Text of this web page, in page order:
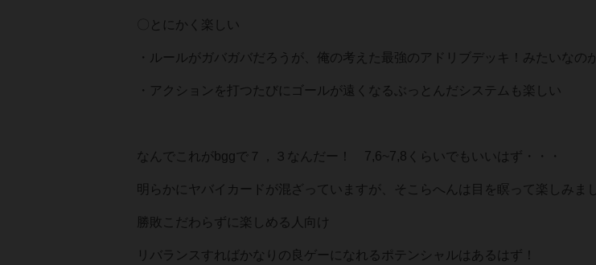
〇とにかく楽しい
・ルールがガバガバだろうが、俺の考えた最強のアドリブデッキ！みたいなの
・アクションを打つたびにゴールが遠くなるぶっとんだシステムも楽しい
なんでこれがbggで７，３なんだー！ 7,6~7,8くらいでもいいはず・・・
明らかにヤバイカードが混ざっていますが、そこらへんは目を瞑って楽しみま
勝敗こだわらずに楽しめる人向け
リバランスすればかなりの良ゲーになれるポテンシャルはあるはず！